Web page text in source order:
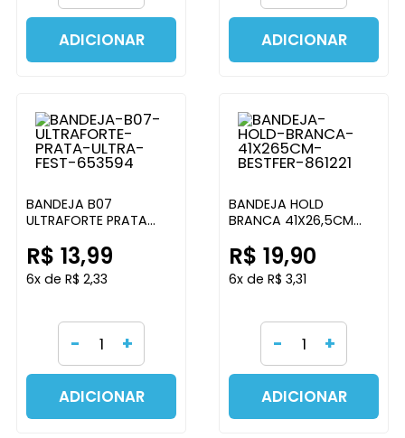
ADICIONAR ADICIONAR
BANDEJA B07
ULTRAFORTE PRATA
R$ 13,99
6x de R$ 2,33
- +
ADICIONAR
BANDEJA HOLD
BRANCA 41X26,5CM
R$ 19,90
6x de R$ 3,31
- +
ADICIONAR